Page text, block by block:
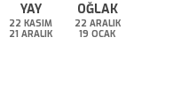
YAY
22 KASIM
21 ARALIK
OĞLAK
22 ARALIK
19 OCAK